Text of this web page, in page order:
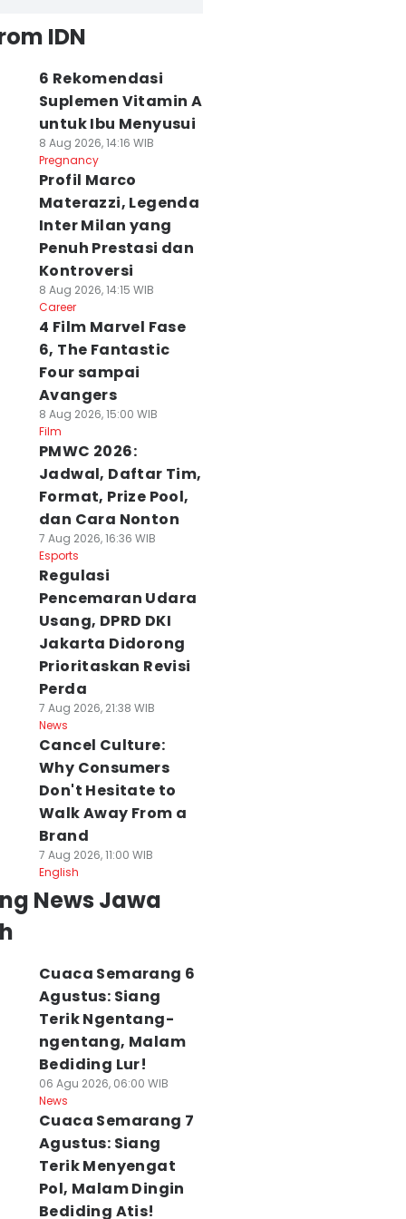
IDN
6 Rekomendasi
Suplemen Vitamin A
untuk Ibu Menyusui
8 Aug 2026, 14:16 WIB
Pregnancy
Profil Marco
Materazzi, Legenda
Inter Milan yang
Penuh Prestasi dan
Kontroversi
8 Aug 2026, 14:15 WIB
Career
4 Film Marvel Fase
6, The Fantastic
Four sampai
Avangers
8 Aug 2026, 15:00 WIB
Film
PMWC 2026:
Jadwal, Daftar Tim,
Format, Prize Pool,
dan Cara Nonton
7 Aug 2026, 16:36 WIB
Esports
Regulasi
Pencemaran Udara
Usang, DPRD DKI
Jakarta Didorong
Prioritaskan Revisi
Perda
7 Aug 2026, 21:38 WIB
News
Cancel Culture:
Why Consumers
Don't Hesitate to
Walk Away From a
Brand
7 Aug 2026, 11:00 WIB
English
News Jawa
Cuaca Semarang 6
Agustus: Siang
Terik Ngentang-
ngentang, Malam
Bediding Lur!
06 Agu 2026, 06:00 WIB
News
Cuaca Semarang 7
Agustus: Siang
Terik Menyengat
Pol, Malam Dingin
Bediding Atis!